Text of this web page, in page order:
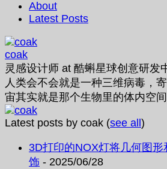
About
Latest Posts
coak
灵感设计师 at 酷蝌星球创意研发
人类会不会就是一种三维病毒，
宙其实就是那个生物里的体内空间
Latest posts by coak (see all)
3D打印的NOX灯将几何图
饰 - 2025/06/28